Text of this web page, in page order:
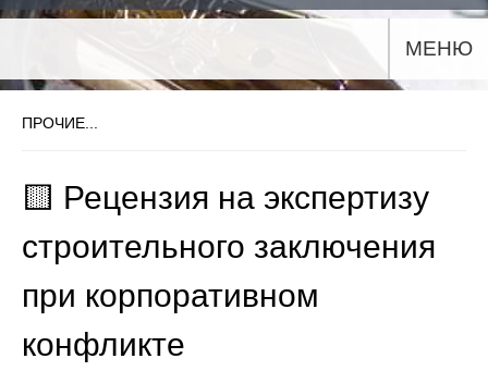
МЕНЮ
ПРОЧИЕ...
🟨 Рецензия на экспертизу
строительного заключения
при корпоративном
конфликте